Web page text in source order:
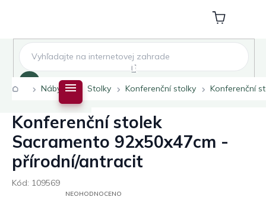
Nákupní
košík
DomůNábytek Stolky Konferenční stolky Konferenční
Konferenční stolek
Sacramento 92x50x47cm -
přírodní/antracit
Kód: 109569
PRŮMĚRNÉNEOHODNOCENO